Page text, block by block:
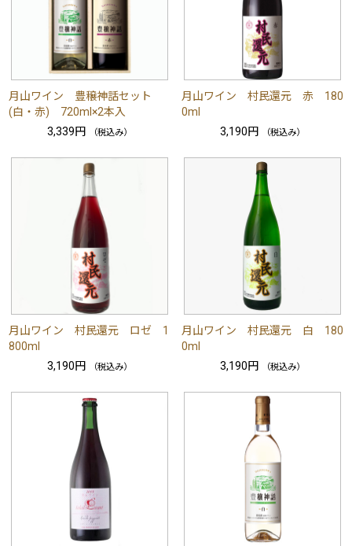
月山ワイン 豊穣神話セット
(白・赤) 720ml×2本入
3,339円
（税込み）
月山ワイン 村民還元 赤 180
0ml
3,190円
（税込み）
月山ワイン 村民還元 ロゼ 1
800ml
3,190円
（税込み）
月山ワイン 村民還元 白 180
0ml
3,190円
（税込み）